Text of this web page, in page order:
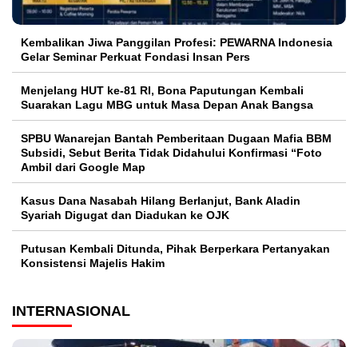
Kembalikan Jiwa Panggilan Profesi: PEWARNA Indonesia
Gelar Seminar Perkuat Fondasi Insan Pers
Menjelang HUT ke-81 RI, Bona Paputungan Kembali
Suarakan Lagu MBG untuk Masa Depan Anak Bangsa
SPBU Wanarejan Bantah Pemberitaan Dugaan Mafia BBM
Subsidi, Sebut Berita Tidak Didahului Konfirmasi “Foto
Ambil dari Google Map
Kasus Dana Nasabah Hilang Berlanjut, Bank Aladin
Syariah Digugat dan Diadukan ke OJK
Putusan Kembali Ditunda, Pihak Berperkara Pertanyakan
Konsistensi Majelis Hakim
INTERNASIONAL